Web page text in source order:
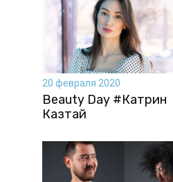
20 февраля 2020
Beauty Day #Катрин
Казтай